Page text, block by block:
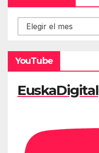
Hemeroteca
YouTube
EuskaDigital